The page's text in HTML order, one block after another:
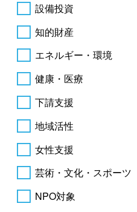
設備投資
知的財産
エネルギー・環境
健康・医療
下請支援
地域活性
女性支援
芸術・文化・スポーツ
NPO対象